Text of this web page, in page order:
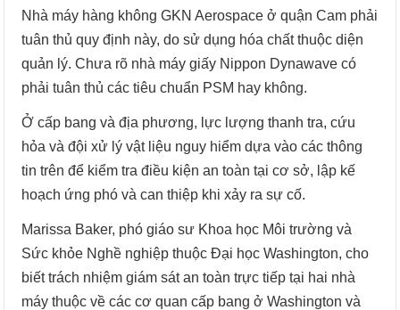
Nhà máy hàng không GKN Aerospace ở quận Cam phải
tuân thủ quy định này, do sử dụng hóa chất thuộc diện
quản lý. Chưa rõ nhà máy giấy Nippon Dynawave có
phải tuân thủ các tiêu chuẩn PSM hay không.
Ở cấp bang và địa phương, lực lượng thanh tra, cứu
hỏa và đội xử lý vật liệu nguy hiểm dựa vào các thông
tin trên để kiểm tra điều kiện an toàn tại cơ sở, lập kế
hoạch ứng phó và can thiệp khi xảy ra sự cố.
Marissa Baker, phó giáo sư Khoa học Môi trường và
Sức khỏe Nghề nghiệp thuộc Đại học Washington, cho
biết trách nhiệm giám sát an toàn trực tiếp tại hai nhà
máy thuộc về các cơ quan cấp bang ở Washington và